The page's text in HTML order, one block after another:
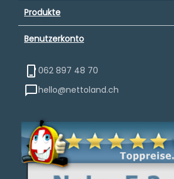
Produkte
Benutzerkonto
062 897 48 70
hello@nettoland.ch